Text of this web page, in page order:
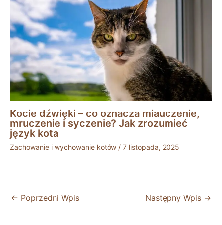
Kocie dźwięki – co oznacza miauczenie,
mruczenie i syczenie? Jak zrozumieć
język kota
Zachowanie i wychowanie kotów / 7 listopada, 2025
← Poprzedni Wpis Następny Wpis →